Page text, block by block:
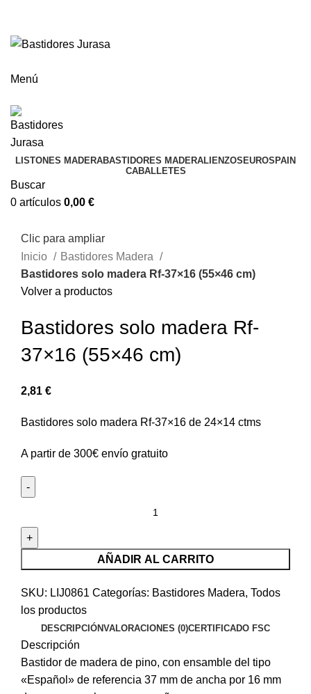
Menú
LISTONES MADERABASTIDORES MADERALIENZOS EUROSPAIN
CABALLETES
Buscar
0 artículos 0,00 €
Clic para ampliar
Inicio
Bastidores Madera
Bastidores solo madera Rf-37×16 (55×46 cm)
Volver a productos
Bastidores solo madera Rf-
37×16 (55×46 cm)
2,81 €
Bastidores solo madera Rf-37×16 de 24×14 ctms
A partir de 300€ envío gratuito
AÑADIR AL CARRITO
SKU: LIJ0861 Categorías: Bastidores Madera, Todos
los productos
DESCRIPCIÓNVALORACIONES (0)CERTIFICADO FSC
Descripción
Bastidor de madera de pino, con ensamble del tipo
«Español» de referencia 37 mm de ancha por 16 mm